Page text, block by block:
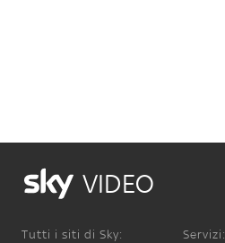
VIDEO
Tutti i siti di Sky: Servizi: